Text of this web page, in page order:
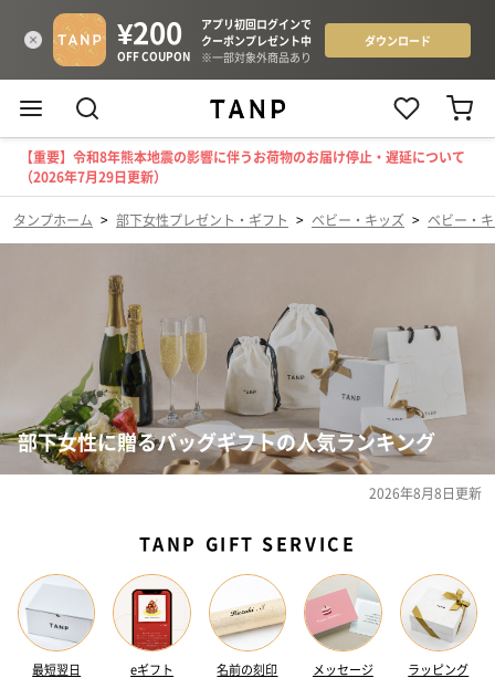
【重要】令和8年熊本地震の影響に伴うお荷物のお届け停止・遅延について
（2026年7月29日更新）
タンプホーム > 部下女性プレゼント・ギフト > ベビー・キッズ > ベビー・
部下女性に贈るバッグギフトの人気ランキング
2026年8月8日更新
TANP GIFT SERVICE
最短翌日
eギフト 名前の刻印
メッセージ
ラッピング